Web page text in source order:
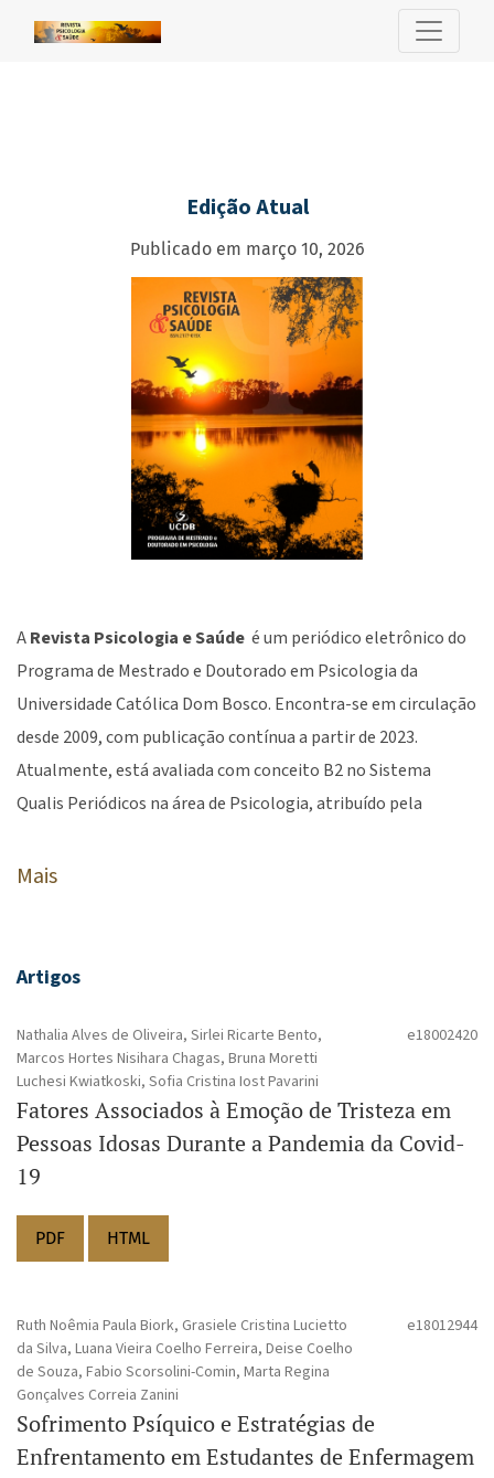
Revista Psicologia e Saúde
Edição Atual
Publicado em março 10, 2026
ARevista Psicologia e Saúde é um periódico eletrônico do
Programa de Mestrado e Doutorado em Psicologia da
Universidade Católica Dom Bosco. Encontra-se em circulação
desde 2009, com publicação contínua a partir de 2023.
Atualmente, está avaliada com conceito B2 no Sistema
Qualis Periódicos na área de Psicologia, atribuído pela
Superior (CAPES/MEC). A revista publica artigos originais
nomeadamente, a Medicina, Odontologia, Enfermagem,
Serviço Social. Objetiva difundir e promover conhecimento
científico frente as problemáticas contemporâneas do
comportamento humano e promoção da saúde, promovendo
o desenvolvimento da Psicologia como disciplina e prática
profissional.
Mais
Artigos
Nathalia Alves de Oliveira, Sirlei Ricarte Bento,
Marcos Hortes Nisihara Chagas, Bruna Moretti
Luchesi Kwiatkoski, Sofia Cristina Iost Pavarini
e18002420
Fatores Associados à Emoção de Tristeza em
Pessoas Idosas Durante a Pandemia da Covid-
19
PDF HTML
Ruth Noêmia Paula Biork, Grasiele Cristina Lucietto
da Silva, Luana Vieira Coelho Ferreira, Deise Coelho
de Souza, Fabio Scorsolini-Comin, Marta Regina
Gonçalves Correia Zanini
e18012944
Sofrimento Psíquico e Estratégias de
Enfrentamento em Estudantes de Enfermagem